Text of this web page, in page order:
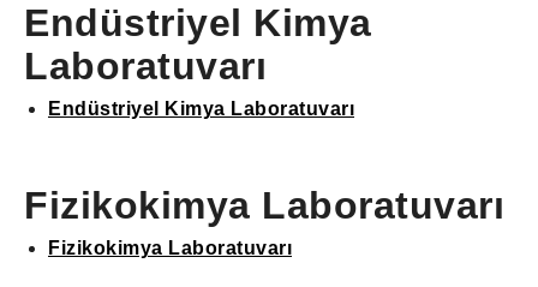
Endüstriyel Kimya
Laboratuvarı
Endüstriyel Kimya Laboratuvarı
Fizikokimya Laboratuvarı
Fizikokimya Laboratuvarı